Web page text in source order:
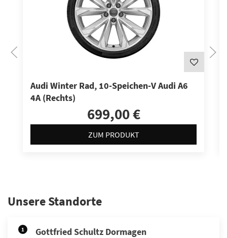
Audi Winter Rad, 10-Speichen-V Audi A6
4A (Rechts)
699,00 €
ZUM PRODUKT
Unsere Standorte
1 Gottfried Schultz Dormagen